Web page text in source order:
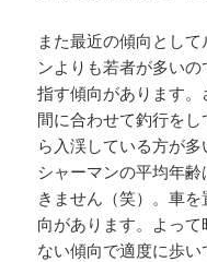
また最近の傾向とし
ンよりも若者が多い
指す傾向があります
間に合わせて釣行を
ら入渓している方が
シャーマンの平均年
きません（笑）。車
向があります。よっ
ない傾向で適度に歩